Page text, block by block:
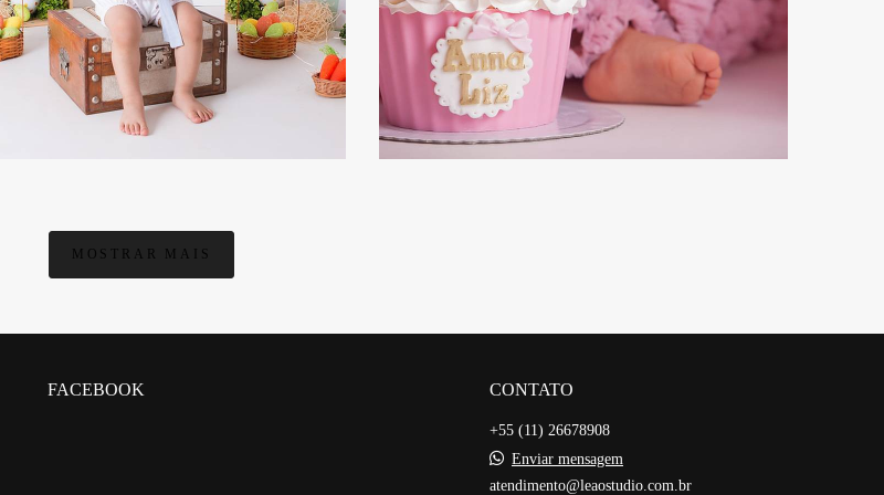
4226 5269
MOSTRAR MAIS
FACEBOOK CONTATO
+55 (11) 26678908
Enviar mensagem
atendimento@leaostudio.com.br